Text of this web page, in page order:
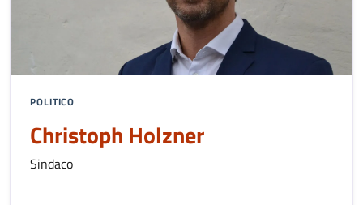
POLITICO
Christoph Holzner
Sindaco